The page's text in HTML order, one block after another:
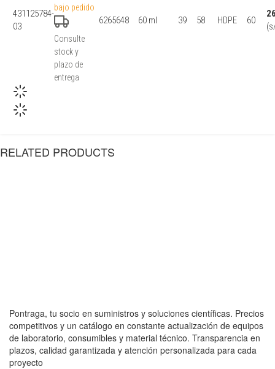
431125784-
03
bajo pedido
Consulte
stock y
plazo de
entrega
6265648 60 ml 39 58 HDPE 60
RELATED PRODUCTS
Pontraga, tu socio en suministros y soluciones científicas. Precios
competitivos y un catálogo en constante actualización de equipos
de laboratorio, consumibles y material técnico. Transparencia en
plazos, calidad garantizada y atención personalizada para cada
proyecto